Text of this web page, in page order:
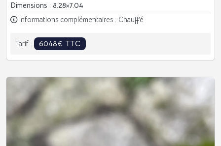
Dimensions : 8.28 7.04
Informations complémentaires : Chauffé
Tarif : 6048€ TTC